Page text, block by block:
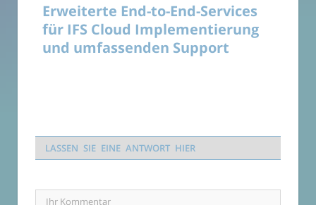
Erweiterte End-to-End-Services
für IFS Cloud Implementierung
und umfassenden Support
LASSEN SIE EINE ANTWORT HIER